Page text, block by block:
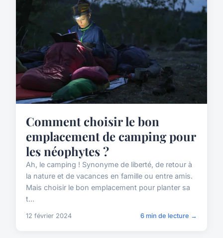
Comment choisir le bon
emplacement de camping pour
les néophytes ?
Ah, le camping ! Synonyme de liberté, de retour à
la nature et de vacances en famille ou entre amis.
Mais choisir le bon emplacement pour planter sa
t...
12 février 2024 6 min de lecture →